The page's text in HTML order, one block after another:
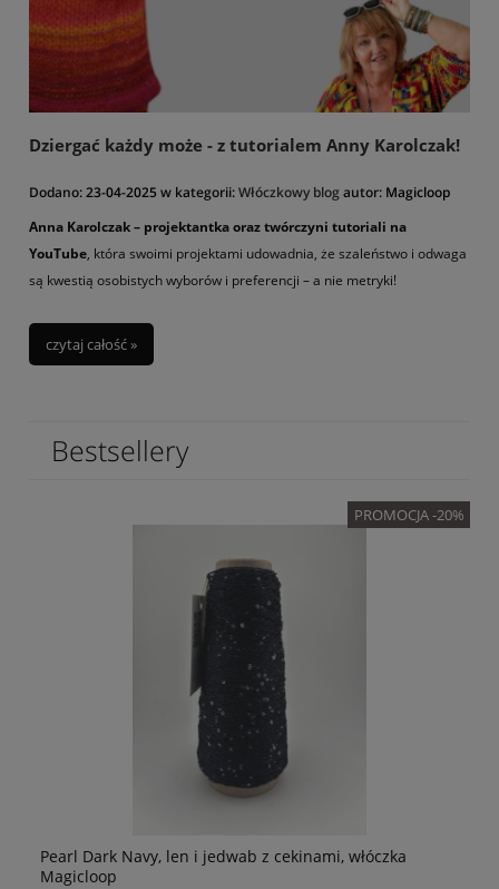
Dziergać każdy może - z tutorialem Anny Karolczak!
Dodano:23-04-2025 w kategorii:Włóczkowy blog autor: Magicloop
Anna Karolczak – projektantka oraz twórczyni tutoriali na
YouTube, która swoimi projektami udowadnia, że szaleństwo i odwaga
są kwestią osobistych wyborów i preferencji – a nie metryki!
czytaj całość »
Bestsellery
PROMOCJA -20%
Pearl Dark Navy, len i jedwab z cekinami, włóczka
Magicloop